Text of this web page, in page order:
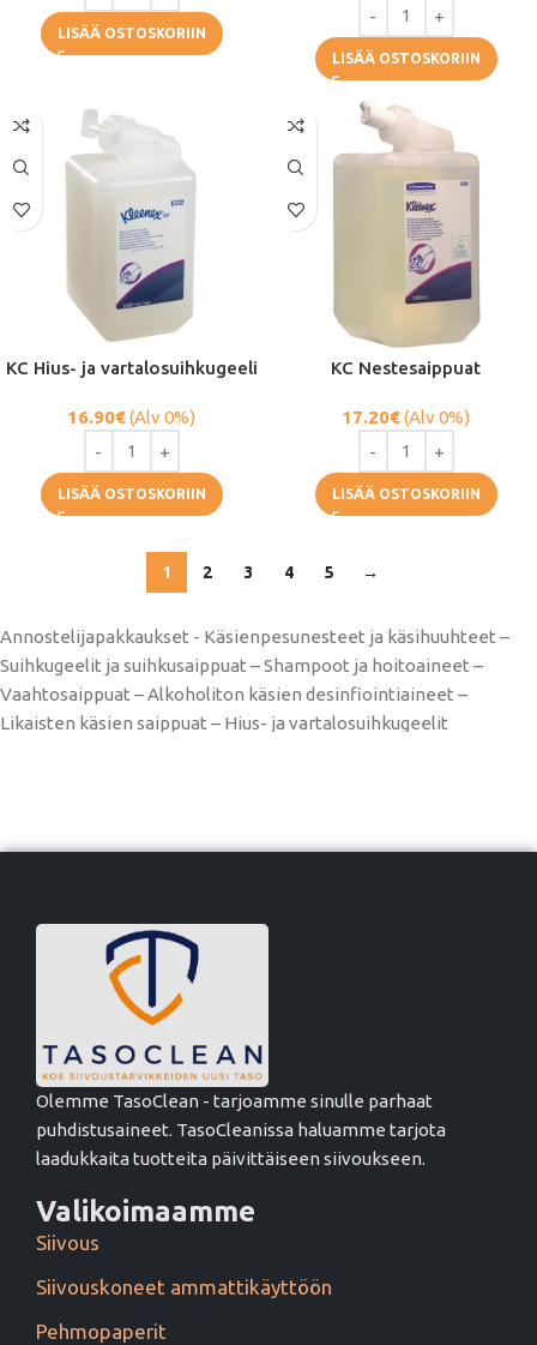
LISÄÄ OSTOSKORIIN
LISÄÄ OSTOSKORIIN
KC Hius- ja vartalosuihkugeeli
16.90€(Alv 0%)
LISÄÄ OSTOSKORIIN
KC Nestesaippuat
17.20€(Alv 0%)
LISÄÄ OSTOSKORIIN
1 2 3 4 5 →
Annostelijapakkaukset - Käsienpesunesteet ja käsihuuhteet –
Suihkugeelit ja suihkusaippuat – Shampoot ja hoitoaineet –
Vaahtosaippuat – Alkoholiton käsien desinfiointiaineet –
Likaisten käsien saippuat – Hius- ja vartalosuihkugeelit
Olemme TasoClean - tarjoamme sinulle parhaat
puhdistusaineet. TasoCleanissa haluamme tarjota
laadukkaita tuotteita päivittäiseen siivoukseen.
Valikoimaamme
Siivous
Siivouskoneet ammattikäyttöön
Pehmopaperit